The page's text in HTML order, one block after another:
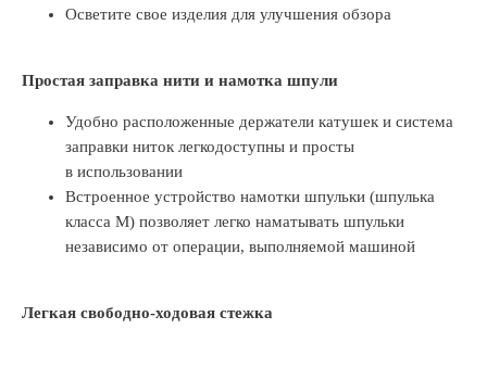
Осветите свое изделия для улучшения обзора
Простая заправка нити и намотка шпули
Удобно расположенные держатели катушек и система
заправки ниток легкодоступны и просты
в использовании
Встроенное устройство намотки шпульки (шпулька
класса М) позволяет легко наматывать шпульки
независимо от операции, выполняемой машиной
Легкая свободно-ходовая стежка